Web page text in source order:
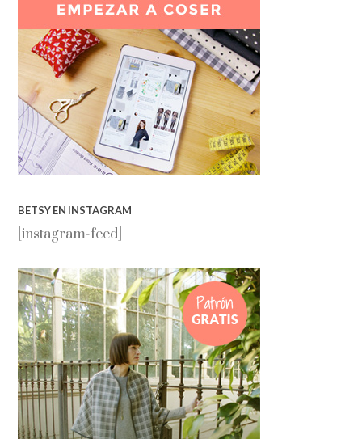
BETSY EN INSTAGRAM
[instagram-feed]